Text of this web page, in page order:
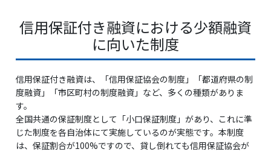
信用保証付き融資における少額融資
に向いた制度
信用保証付き融資は、「信用保証協会の制度」「都道府県の制
度融資」「市区町村の制度融資」など、多くの種類がありま
す。
全国共通の保証制度として「小口保証制度」があり、これに準
じた制度を各自治体にて実施しているのが実態です。本制度
は、保証割合が100%ですので、貸し倒れても信用保証協会が